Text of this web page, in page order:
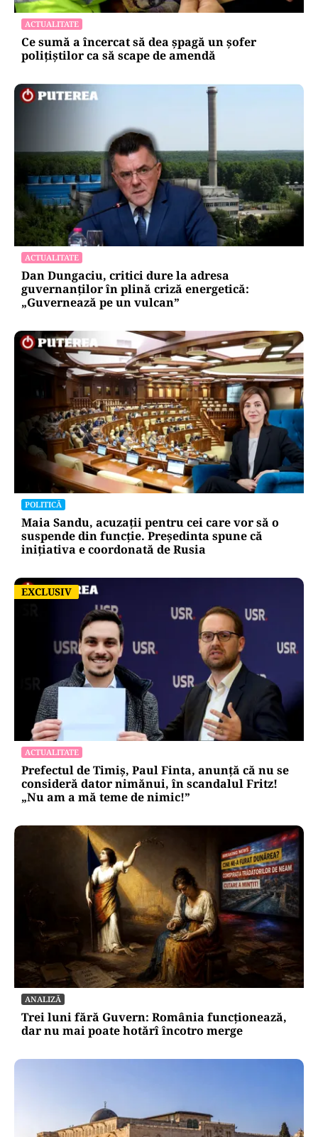
ACTUALITATE
Ce sumă a încercat să dea șpagă un șofer
polițiștilor ca să scape de amendă
ACTUALITATE
Dan Dungaciu, critici dure la adresa
guvernanților în plină criză energetică:
„Guvernează pe un vulcan”
POLITICĂ
Maia Sandu, acuzații pentru cei care vor să o
suspende din funcție. Președinta spune că
inițiativa e coordonată de Rusia
EXCLUSIV
EXCLUSIV
ACTUALITATE
Prefectul de Timiș, Paul Finta, anunță că nu se
consideră dator nimănui, în scandalul Fritz!
„Nu am a mă teme de nimic!”
ANALIZĂ
Trei luni fără Guvern: România funcționează,
dar nu mai poate hotărî încotro merge